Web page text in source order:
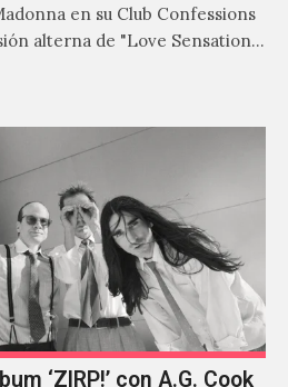
en su Club Confessions
alterna de "Love Sensation",
‘ZIRP!’ con A.G. Cook